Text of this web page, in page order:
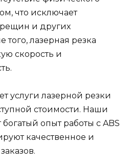
что исключает
и других
лазерная резка
скорость и
услуги лазерной резки
стоимости. Наши
опыт работы с ABS
качественное и